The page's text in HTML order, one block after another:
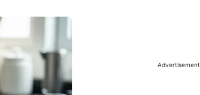
Advertisement